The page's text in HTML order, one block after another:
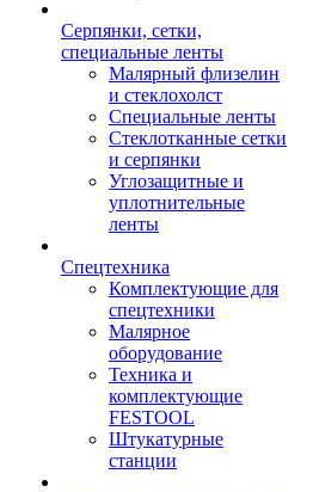
Серпянки, сетки,
специальные ленты
Малярный флизелин
и стеклохолст
Специальные ленты
Стеклотканные сетки
и серпянки
Углозащитные и
уплотнительные
ленты
Спецтехника
Комплектующие для
спецтехники
Малярное
оборудование
Техника и
комплектующие
FESTOOL
Штукатурные
станции